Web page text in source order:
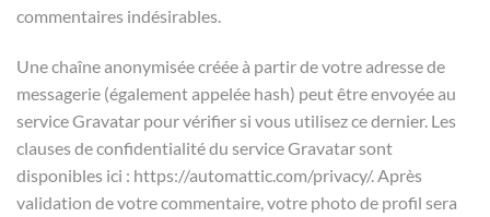
commentaires indésirables.
Une chaîne anonymisée créée à partir de votre adresse de
messagerie (également appelée hash) peut être envoyée au
service Gravatar pour vérifier si vous utilisez ce dernier. Les
clauses de confidentialité du service Gravatar sont
disponibles ici : https://automattic.com/privacy/. Après
validation de votre commentaire, votre photo de profil sera